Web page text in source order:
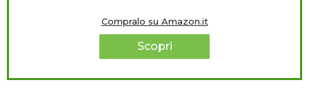
Compralo su Amazon.it
Scopri